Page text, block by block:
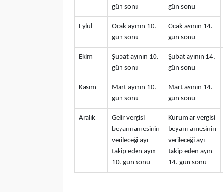
gün sonu
gün sonu
Eylül
Ocak ayının 10.
gün sonu
Ocak ayının 14.
gün sonu
Ekim
Şubat ayının 10.
gün sonu
Şubat ayının 14.
gün sonu
Kasım
Mart ayının 10.
gün sonu
Mart ayının 14.
gün sonu
Aralık
Gelir vergisi
beyannamesinin
verileceği ayı
takip eden ayın
10. gün sonu
Kurumlar vergisi
beyannamesinin
verileceği ayı
takip eden ayın
14. gün sonu